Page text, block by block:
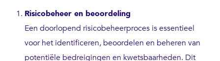
Risicobeheer en beoordeling
Een doorlopend risicobeheerproces is essentieel
voor het identificeren, beoordelen en beheren van
potentiële bedreigingen en kwetsbaarheden. Dit